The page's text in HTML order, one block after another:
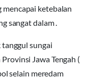
ketebalan
sangat dalam .
sungai
Jawa Tengah (
selain meredam